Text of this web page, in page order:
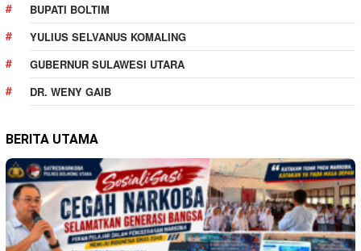
BUPATI BOLTIM
YULIUS SELVANUS KOMALING
GUBERNUR SULAWESI UTARA
DR. WENY GAIB
BERITA UTAMA